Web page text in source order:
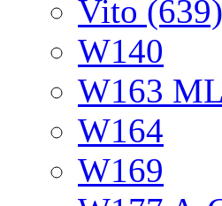
Vito (639)
W140
W163 ML
W164
W169